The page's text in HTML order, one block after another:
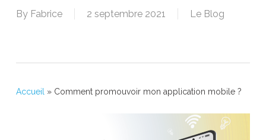
By Fabrice 2 septembre 2021 Le Blog
Accueil » Comment promouvoir mon application mobile ?